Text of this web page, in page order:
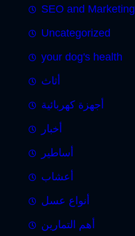
SEO and Marketing
Uncategorized
your dog's health
أثاث
أجهزة كهربائية
أخبار
أساطير
أعشاب
أنواع عسل
أهم التمارين